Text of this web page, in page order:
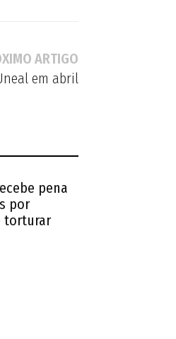
ARTIGO
em abril
pena
por
torturar